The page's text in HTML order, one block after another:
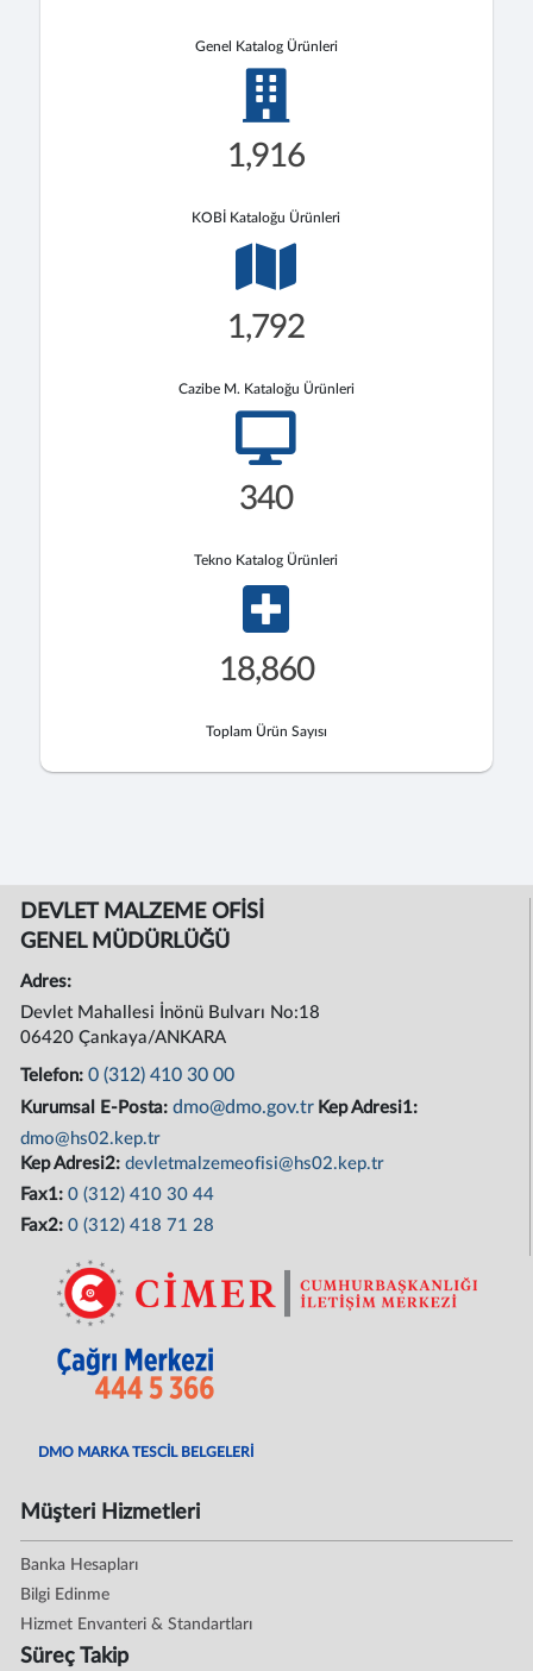
Genel Katalog Ürünleri
1,916
KOBİ Kataloğu Ürünleri
1,792
Cazibe M. Kataloğu Ürünleri
340
Tekno Katalog Ürünleri
18,860
Toplam Ürün Sayısı
DEVLET MALZEME OFİSİ
GENEL MÜDÜRLÜĞÜ
Adres:
Devlet Mahallesi İnönü Bulvarı No:18
06420 Çankaya/ANKARA
Telefon:0 (312) 410 30 00
Kurumsal E-Posta:dmo@dmo.gov.tr Kep Adresi1:
dmo@hs02.kep.tr
Kep Adresi2:devletmalzemeofisi@hs02.kep.tr
Fax1:0 (312) 410 30 44
Fax2:0 (312) 418 71 28
DMO MARKA TESCİL BELGELERİ
Müşteri Hizmetleri
Banka Hesapları
Bilgi Edinme
Hizmet Envanteri & Standartları
Süreç Takip